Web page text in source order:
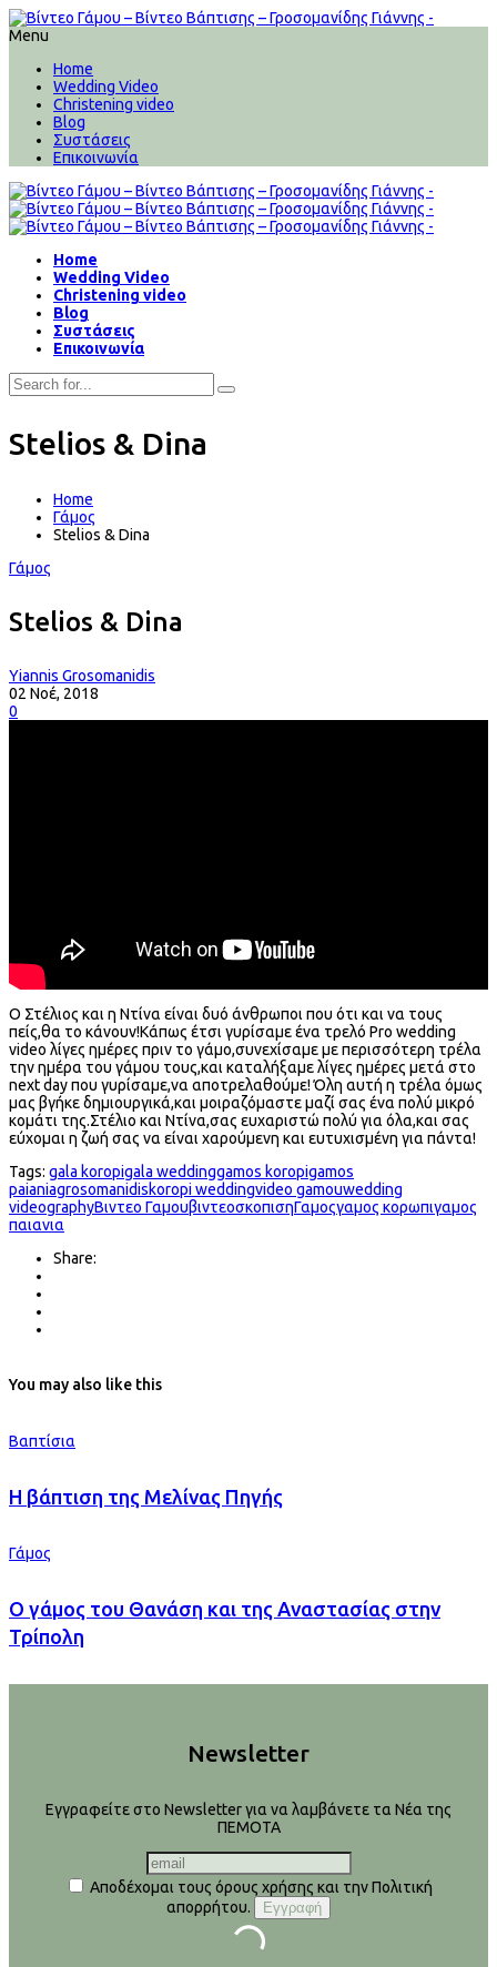
Menu
Home
Wedding Video
Christening video
Blog
Συστάσεις
Επικοινωνία
Home
Wedding Video
Christening video
Blog
Συστάσεις
Επικοινωνία
Stelios & Dina
Home
Γάμος
Stelios & Dina
Γάμος
Stelios & Dina
Yiannis Grosomanidis
02 Νοέ, 2018
0
Ο Στέλιος και η Ντίνα είναι δυό άνθρωποι που ότι και να τους
πείς,θα το κάνουν!Κάπως έτσι γυρίσαμε ένα τρελό Pro wedding
video λίγες ημέρες πριν το γάμο,συνεχίσαμε με περισσότερη τρέλα
την ημέρα του γάμου τους,και καταλήξαμε λίγες ημέρες μετά στο
next day που γυρίσαμε,να αποτρελαθούμε! Όλη αυτή η τρέλα όμως
μας βγήκε δημιουργικά,και μοιραζόμαστε μαζί σας ένα πολύ μικρό
κομάτι της.Στέλιο και Ντίνα,σας ευχαριστώ πολύ για όλα,και σας
εύχομαι η ζωή σας να είναι χαρούμενη και ευτυχισμένη για πάντα!
Tags: gala koropigala weddinggamos koropigamos
paianiagrosomanidiskoropi weddingvideo gamouwedding
videographyΒιντεο ΓαμουβιντεοσκοπισηΓαμοςγαμος κορωπιγαμος
παιανια
Share:
You may also like this
Βαπτίσια
H βάπτιση της Μελίνας Πηγής
Γάμος
Ο γάμος του Θανάση και της Αναστασίας στην
Τρίπολη
Newsletter
Εγγραφείτε στο Newsletter για να λαμβάνετε τα Νέα της
ΠΕΜΟΤΑ
Αποδέχομαι τους όρους χρήσης και την Πολιτική
απορρήτου.